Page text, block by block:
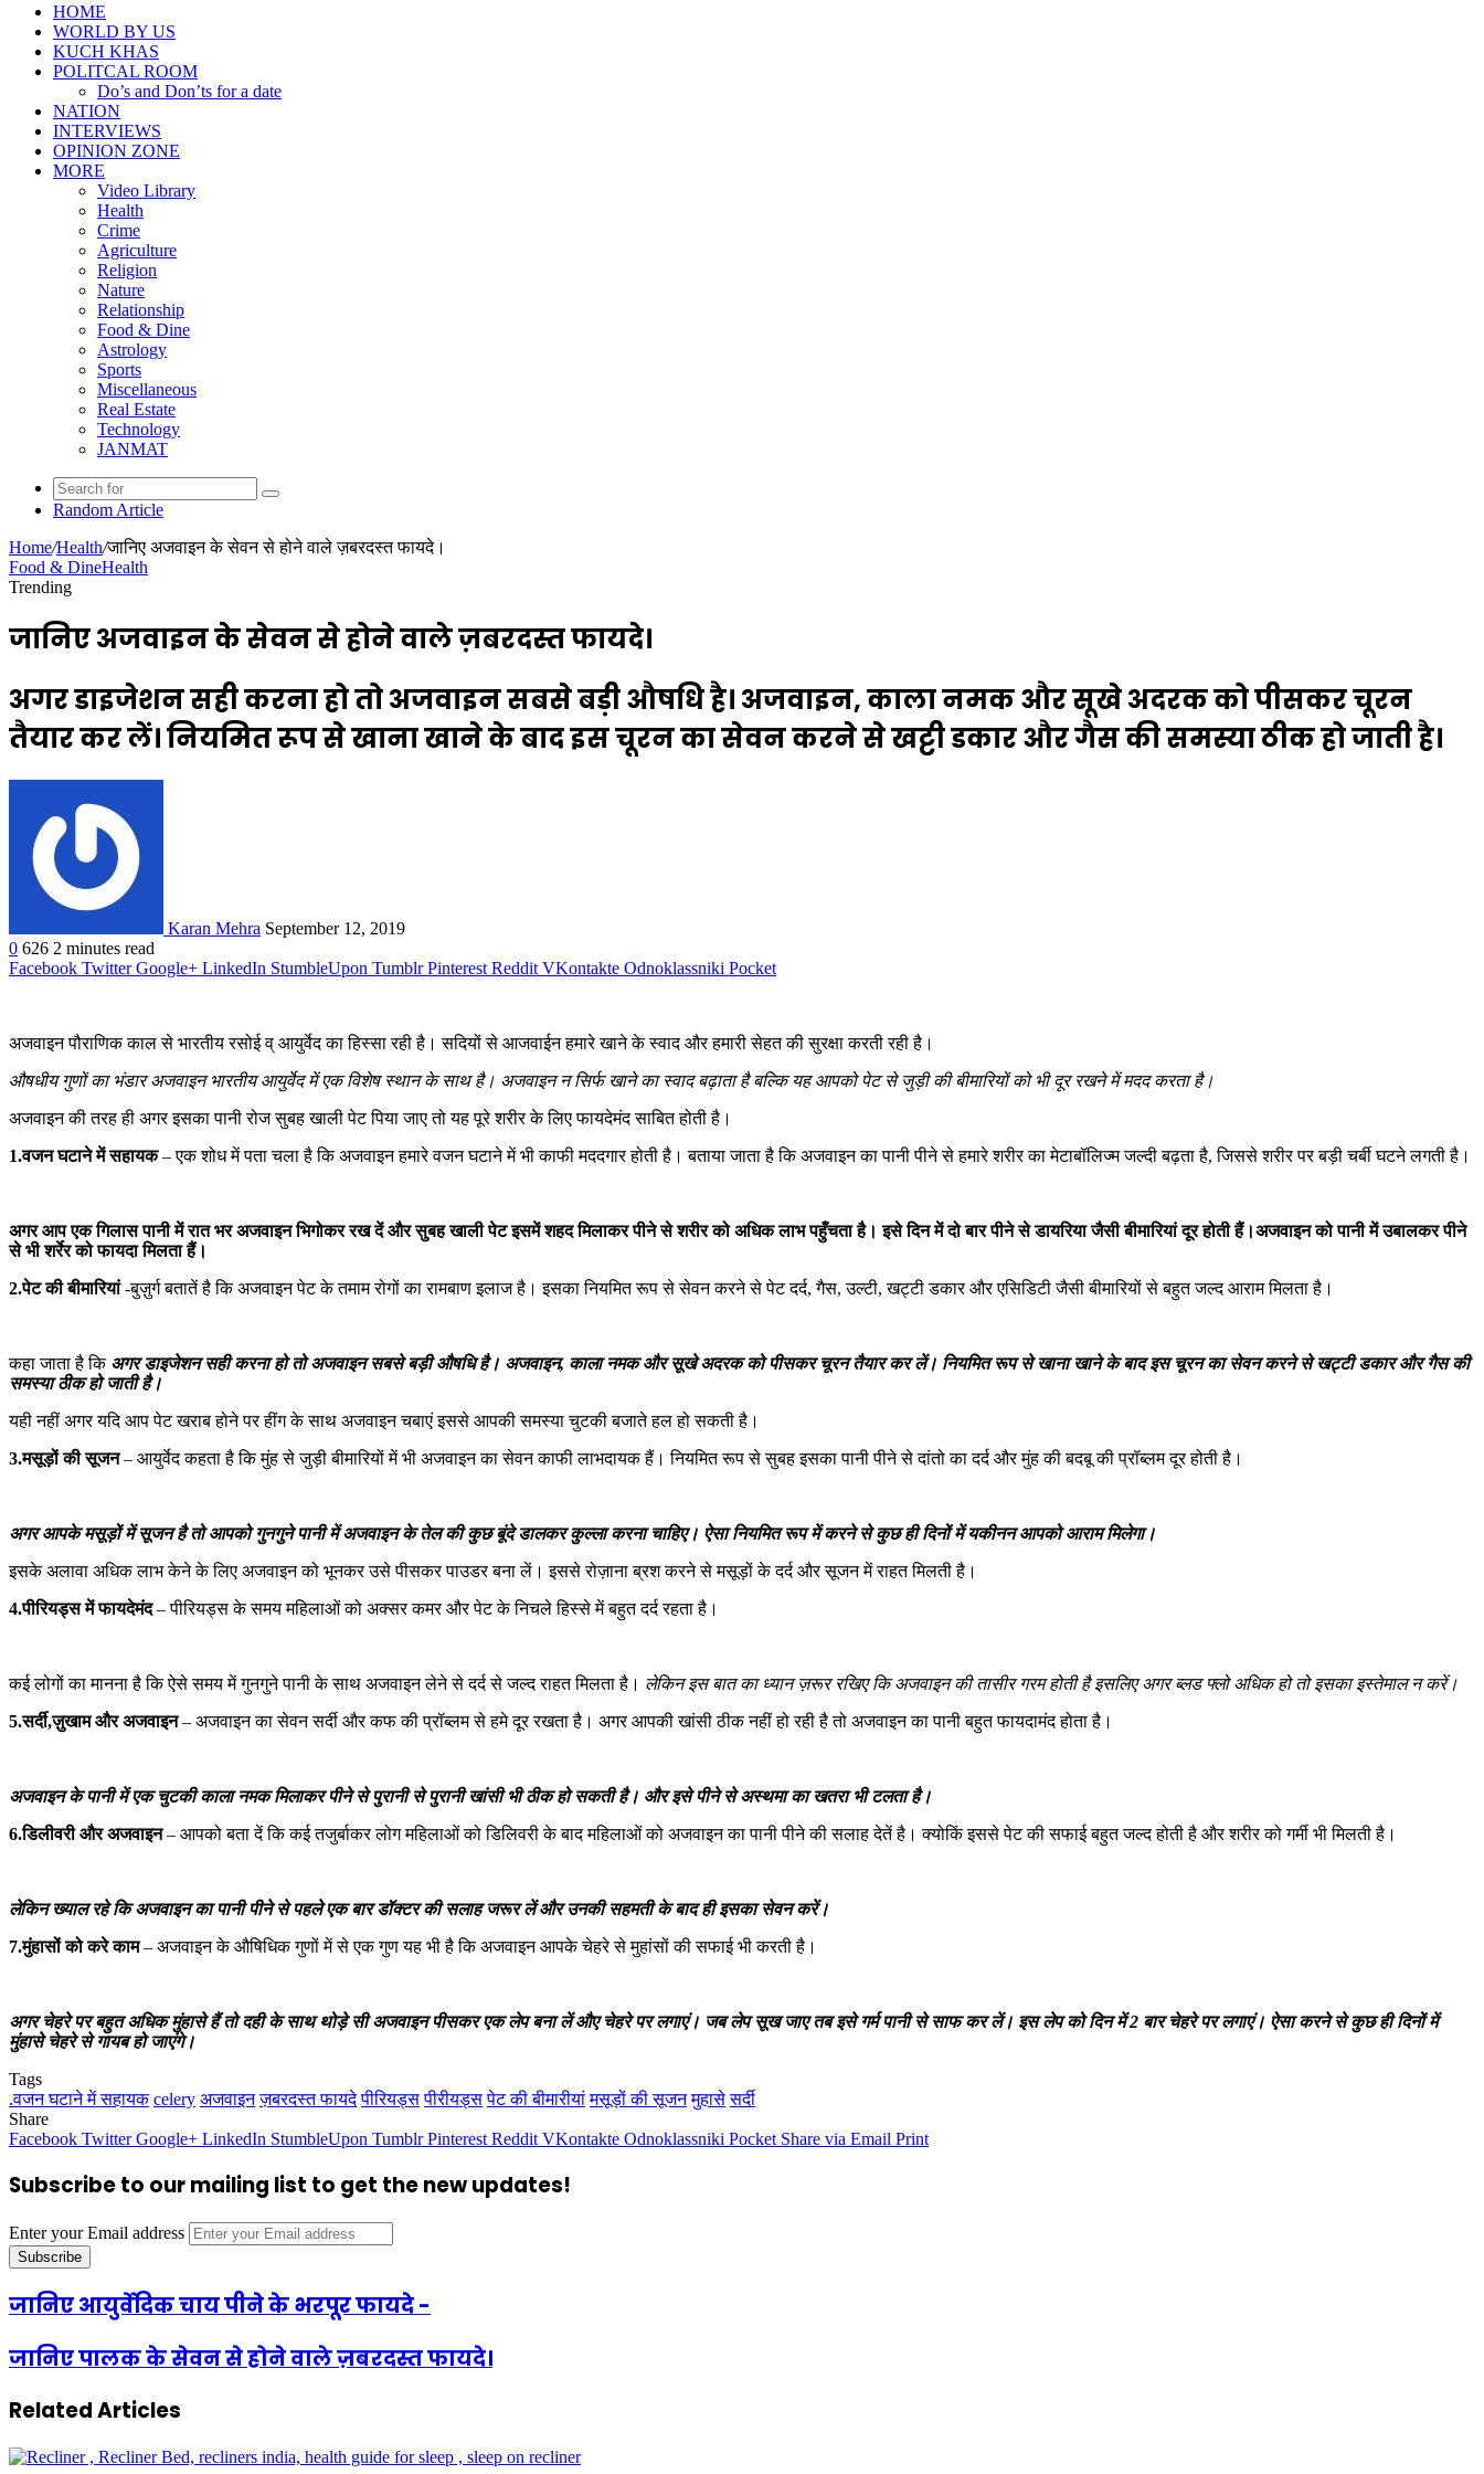
HOME
WORLD BY US
KUCH KHAS
POLITCAL ROOM
Do’s and Don’ts for a date
NATION
INTERVIEWS
OPINION ZONE
MORE
Video Library
Health
Crime
Agriculture
Religion
Nature
Relationship
Food & Dine
Astrology
Sports
Miscellaneous
Real Estate
Technology
JANMAT
Random Article
Home/Health/जानिए अजवाइन के सेवन से होने वाले ज़बरदस्त फायदे।
Food & DineHealth
Trending
जानिए अजवाइन के सेवन से होने वाले ज़बरदस्त फायदे।
अगर डाइजेशन सही करना हो तो अजवाइन सबसे बड़ी औषधि है। अजवाइन, काला नमक और सूखे अदरक को पीसकर चूरन
तैयार कर लें। नियमित रूप से खाना खाने के बाद इस चूरन का सेवन करने से खट्टी डकार और गैस की समस्‍या ठीक हो जाती है।
Karan Mehra September 12, 2019
0 626 2 minutes read
Facebook Twitter Google+ LinkedIn StumbleUpon Tumblr Pinterest Reddit VKontakte Odnoklassniki Pocket
अजवाइन पौराणिक काल से भारतीय रसोई व् आयुर्वेद का हिस्सा रही है। सदियों से आजवाईन हमारे खाने के स्वाद और हमारी सेहत की सुरक्षा करती रही है।
औषधीय गुणों का भंडार अजवाइन भारतीय आयुर्वेद में एक विशेष स्थान के साथ है। अजवाइन न सिर्फ खाने का स्वाद बढ़ाता है बल्क‍ि यह आपको पेट से जुड़ी की बीमारि‍यों को भी दूर रखने में मदद करता है।
अजवाइन की तरह ही अगर इसका पानी रोज सुबह खाली पेट पि‍या जाए तो यह पूरे शरीर के लिए फायदेमंद साबित होती है।
1.वजन घटाने में सहायक– एक शोध में पता चला है कि अजवाइन हमारे वजन घटाने में भी काफी मददगार होती है। बताया जाता है कि अजवाइन का पानी पीने से हमारे शरीर का मेटाबॉलिज्‍म जल्दी बढ़ता है, जिससे शरीर पर बड़ी चर्बी घटने लगती है।
अगर आप एक गिलास पानी में रात भर अजवाइन भ‍िगोकर रख दें और सुबह खाली पेट इसमें शहद मिलाकर पीने से शरीर को अधिक लाभ पहुँचता है। इसे दिन में दो बार पीने से डायरिया जैसी बीमारियां दूर होती हैं।अजवाइन को पानी में उबालकर पीने
से भी शर्रेर को फायदा मिलता हैं।
2.पेट की बीमारियां-बुज़ुर्ग बतातें है कि अजवाइन पेट के तमाम रोगों का रामबाण इलाज है। इसका नियमित रूप से सेवन करने से पेट दर्द, गैस, उल्‍टी, खट्टी डकार और एसिडिटी जैसी बीमारियों से बहुत जल्द आराम मिलता है।
कहा जाता है कि अगर डाइजेशन सही करना हो तो अजवाइन सबसे बड़ी औषधि है। अजवाइन, काला नमक और सूखे अदरक को पीसकर चूरन तैयार कर लें। नियमित रूप से खाना खाने के बाद इस चूरन का सेवन करने से खट्टी डकार और गैस की
समस्‍या ठीक हो जाती है।
यही नहीं अगर यदि आप पेट खराब होने पर हींग के साथ अजवाइन चबाएं इससे आपकी समस्या चुटकी बजाते हल हो सकती है।
3.मसूड़ों की सूजन– आयुर्वेद कहता है कि मुंह से जुड़ी बीमारियों में भी अजवाइन का सेवन काफी लाभदायक हैं। नियमित रूप से सुबह इसका पानी पीने से दांतो का दर्द और मुंह की बदबू की प्रॉब्लम दूर होती है।
अगर आपके मसूड़ों में सूजन है तो आपको गुनगुने पानी में अजवाइन के तेल की कुछ बूंदे डालकर कुल्‍ला करना चाहिए। ऐसा नियमित रूप में करने से कुछ ही दिनों में यकीनन आपको आराम मिलेगा।
इसके अलावा अधिक लाभ केने के लिए अजवाइन को भूनकर उसे पीसकर पाउडर बना लें। इससे रोज़ाना ब्रश करने से मसूड़ों के दर्द और सूजन में राहत मिलती है।
4.पीरियड्स में फायदेमंद– पीरियड्स के समय महिलाओं को अक्सर कमर और पेट के निचले हिस्‍से में बहुत दर्द रहता है।
कई लोगों का मानना है कि ऐसे समय में गुनगुने पानी के साथ अजवाइन लेने से दर्द से जल्द राहत मिलता है। लेकिन इस बात का ध्‍यान ज़रूर रख‍िए कि अजवाइन की तासीर गरम होती है इसलिए अगर ब्‍लड फ्लो अधिक हो तो इसका इस्‍तेमाल न करें।
5.सर्दी,ज़ुखाम और अजवाइन– अजवाइन का सेवन सर्दी और कफ की प्रॉब्लम से हमे दूर रखता है। अगर आपकी खांसी ठीक नहीं हो रही है तो अजवाइन का पानी बहुत फायदामंद होता है।
अजवाइन के पानी में एक चुटकी काला नमक मिलाकर पीने से पुरानी से पुरानी खांसी भी ठीक हो सकती है। और इसे पीने से अस्थमा का खतरा भी टलता है।
6.डिलीवरी और अजवाइन– आपको बता दें कि कई तजुर्बाकर लोग महिलाओं को डिलिवरी के बाद महिलाओं को अजवाइन का पानी पीने की सलाह देतें है। क्योकिं इससे पेट की सफाई बहुत जल्द होती है और शरीर को गर्मी भी मिलती है।
लेकिन ख्याल रहे कि अजवाइन का पानी पीने से पहले एक बार डॉक्‍टर की सलाह जरूर लें और उनकी सहमती के बाद ही इसका सेवन करें।
7.मुंहासों को करे काम– अजवाइन के औषिधिक गुणों में से एक गुण यह भी है कि अजवाइन आपके चेहरे से मुहांसों की सफाई भी करती है।
अगर चेहरे पर बहुत अधिक मुंहासे हैं तो दही के साथ थोड़े सी अजवाइन पीसकर एक लेप बना लें औए चेहरे पर लगाएं। जब लेप सूख जाए तब इसे गर्म पानी से साफ कर लें। इस लेप को दिन में 2 बार चेहरे पर लगाएं। ऐसा करने से कुछ ही दिनों में
मुंहासे चेहरे से गायब हो जाएंगे।
Tags
.वजन घटाने में सहायक celery अजवाइन ज़बरदस्त फायदे पीरियड्स पीरीयड्स पेट की बीमारीयां मसूड़ों की सूजन मुहासे सर्दी
Share
Facebook Twitter Google+ LinkedIn StumbleUpon Tumblr Pinterest Reddit VKontakte Odnoklassniki Pocket Share via Email Print
Subscribe to our mailing list to get the new updates!
Enter your Email address
जानिए आयुर्वेदिक चाय पीने के भरपूर फायदे -
जानिए पालक के सेवन से होने वाले ज़बरदस्त फायदे।
Related Articles